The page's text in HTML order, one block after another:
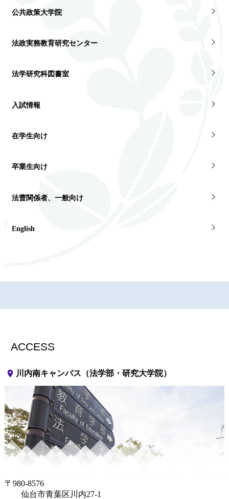
公共政策大学院
法政実務教育研究センター
法学研究科図書室
入試情報
在学生向け
卒業生向け
法曹関係者、一般向け
English
ACCESS
place 川内南キャンパス（法学部・研究大学院）
〒980-8576
仙台市青葉区川内27-1